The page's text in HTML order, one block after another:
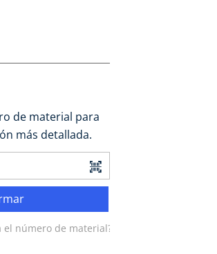
de material para
más detallada.
el número de material?